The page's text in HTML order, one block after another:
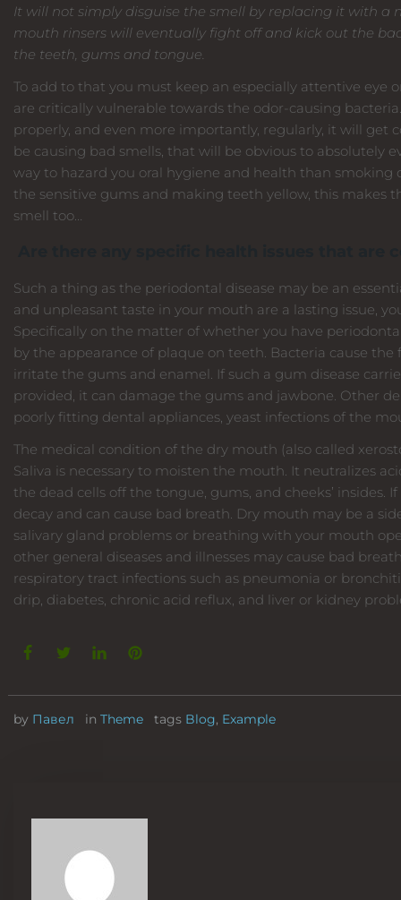
It will not simply disguise the smell by replacing it with a
mouth rinsers will eventually fight off and kick out the
the teeth, gums and tongue.
To add to that you must keep an especially attentive eye
are critically vulnerable towards the odor-causing
properly, and even more importantly, regularly, it will get
be causing bad smells, that will be obvious to absolutely
way to hazard you oral hygiene and health than smoking
the sensitive gums and making teeth yellow, this makes
smell too…
Such a thing as the periodontal disease may be an
and unpleasant taste in your mouth are a lasting issue,
Specifically on the matter of whether you have
by the appearance of plaque on teeth. Bacteria cause
irritate the gums and enamel. If such a gum disease
provided, it can damage the gums and jawbone. Other
poorly fitting dental appliances, yeast infections of the
The medical condition of the dry mouth (also called
Saliva is necessary to moisten the mouth. It neutralizes
the dead cells off the tongue, gums, and cheeks’ insides.
decay and can cause bad breath. Dry mouth may be a
salivary gland problems or breathing with your mouth
other general diseases and illnesses may cause bad
respiratory tract infections such as pneumonia or
drip, diabetes, chronic acid reflux, and liver or kidney
by Павел in Theme tags Blog, Example